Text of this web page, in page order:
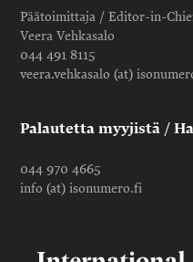
Päätoimittaja / Editor-in-
Veera Vehkasalo
044 491 8115
veera.vehkasalo (at)
Palautetta myyjistä /
044 970 4665
info (at) isonumero.fi